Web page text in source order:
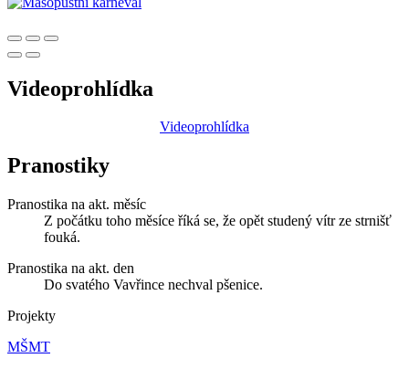
Videoprohlídka
Videoprohlídka
Pranostiky
Pranostika na akt. měsíc
Z počátku toho měsíce říká se, že opět studený vítr ze strnišť
fouká.
Pranostika na akt. den
Do svatého Vavřince nechval pšenice.
Projekty
MŠMT